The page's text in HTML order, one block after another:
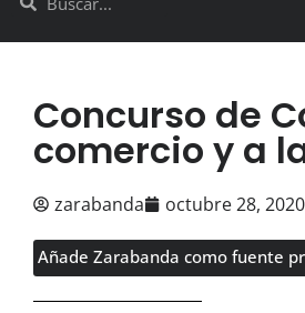
Concurso de
comercio y a
zarabanda octubre 28, 2020
Añade Zarabanda como fuente